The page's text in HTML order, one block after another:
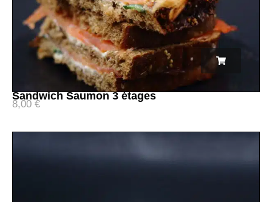
Sandwich Saumon 3 étages
8,00 €